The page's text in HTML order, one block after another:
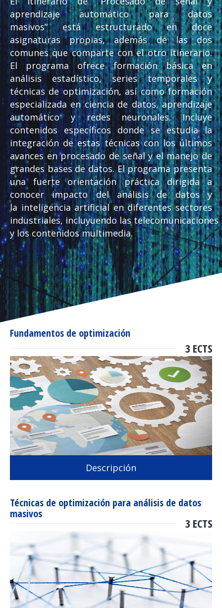
aprendizaje automático para datos
masivos” está estructurado en doce
asignaturas propias, además de las dos
comunes que comparte con el otro itinerario.
El programa ofrece formación básica en
análisis estadístico, series temporales y
técnicas de optimización, así como formación
especializada en ciencia de datos, aprendizaje
automático y redes neuronales. Incluye
contenidos específicos donde se estudia la
integración de estas técnicas con los últimos
avances en procesado de señal y el manejo de
grandes bases de datos. El programa presenta
una fuerte orientación práctica dirigida a
conocer impacto del análisis de datos y
la inteligencia artificial en diferentes sectores
industriales, incluyuendo las telecomunicaciones
y los contenidos multimedia.
Fundamentos de optimización
3 ECTS
Descripción
Técnicas de optimización para análisis de datos
masivos
3 ECTS